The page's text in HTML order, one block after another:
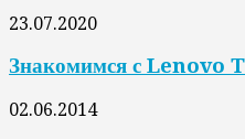
23.07.2020
Знакомимся с Lenovo
02.06.2014